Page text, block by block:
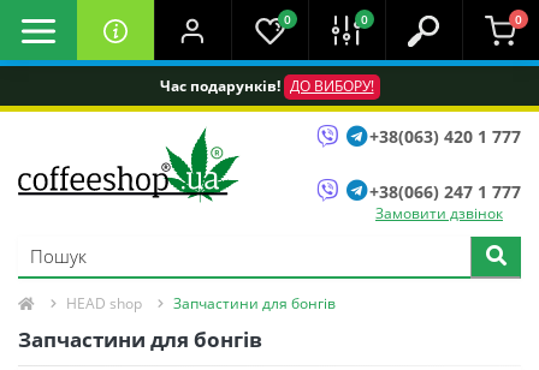
Час подарунків! ДО ВИБОРУ!
0 0 0
+38(063) 420 1 777
+38(066) 247 1 777
Замовити дзвінок
HEAD shop Запчастини для бонгів
Запчастини для бонгів